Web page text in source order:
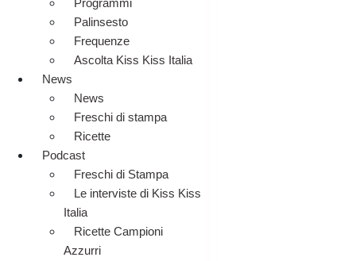
Programmi
Palinsesto
Frequenze
Ascolta Kiss Kiss Italia
News
News
Freschi di stampa
Ricette
Podcast
Freschi di Stampa
Le interviste di Kiss Kiss
Italia
Ricette Campioni
Azzurri